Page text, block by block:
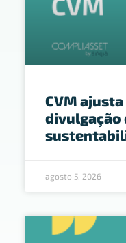
CVM
divulgação
agosto 5, 2026